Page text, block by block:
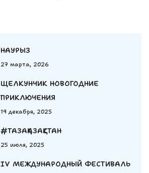
НАУРЫЗ
27 марта, 2026
ЩЕЛКУНЧИК НОВОГОДНИЕ
ПРИКЛЮЧЕНИЯ
19 декабря, 2025
#ТАЗАҚАЗАҚСТАН
25 июля, 2025
IV МЕЖДУНАРОДНЫЙ ФЕСТИВАЛЬ